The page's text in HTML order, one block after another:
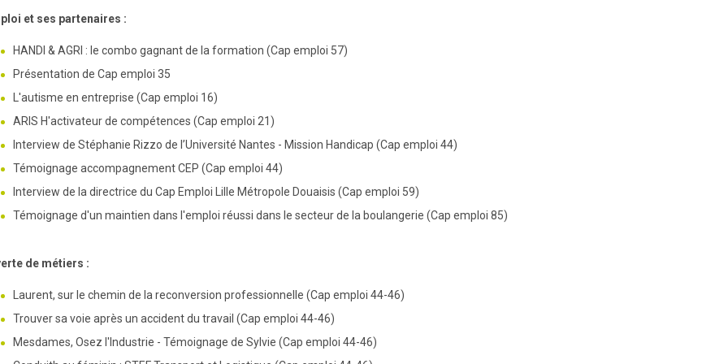
et ses partenaires :
HANDI & AGRI : le combo gagnant de la formation (Cap emploi 57)
Présentation de Cap emploi 35
L'autisme en entreprise (Cap emploi 16)
ARIS H'activateur de compétences (Cap emploi 21)
Interview de Stéphanie Rizzo de l’Université Nantes - Mission Handicap (Cap emploi 44)
Témoignage accompagnement CEP (Cap emploi 44)
Interview de la directrice du Cap Emploi Lille Métropole Douaisis (Cap emploi 59)
Témoignage d'un maintien dans l'emploi réussi dans le secteur de la boulangerie (Cap emploi 85)
de métiers :
Laurent, sur le chemin de la reconversion professionnelle (Cap emploi 44-46)
Trouver sa voie après un accident du travail (Cap emploi 44-46)
Mesdames, Osez l'Industrie - Témoignage de Sylvie (Cap emploi 44-46)